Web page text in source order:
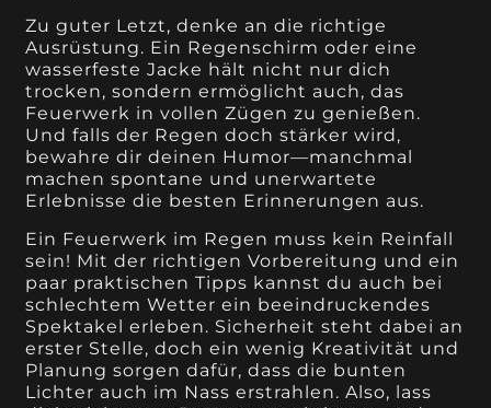
Zu guter Letzt, denke an die richtige
Ausrüstung. Ein Regenschirm oder eine
wasserfeste Jacke hält nicht nur dich
trocken, sondern ermöglicht auch, das
Feuerwerk in vollen Zügen zu genießen.
Und falls der Regen doch stärker wird,
bewahre dir deinen Humor—manchmal
machen spontane und unerwartete
Erlebnisse die besten Erinnerungen aus.
Ein Feuerwerk im Regen muss kein Reinfall
sein! Mit der richtigen Vorbereitung und ein
paar praktischen Tipps kannst du auch bei
schlechtem Wetter ein beeindruckendes
Spektakel erleben. Sicherheit steht dabei an
erster Stelle, doch ein wenig Kreativität und
Planung sorgen dafür, dass die bunten
Lichter auch im Nass erstrahlen. Also, lass